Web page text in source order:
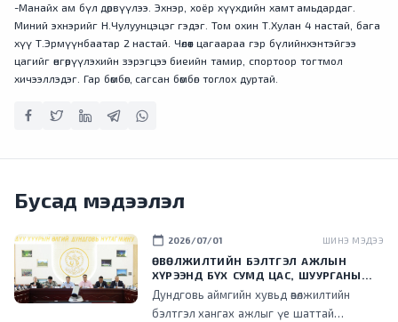
-Манайх ам бүл дөрвүүлээ. Эхнэр, хоёр хүүхдийн хамт амьдардаг.
Миний эхнэрийг Н.Чулуунцэцэг гэдэг. Том охин Т.Хулан 4 настай, бага
хүү Т.Эрмүүнбаатар 2 настай. Чөлөөт цагаараа гэр бүлийнхэнтэйгээ
цагийг өнгөрүүлэхийн зэрэгцээ биеийн тамир, спортоор тогтмол
хичээллэдэг. Гар бөмбөг, сагсан бөмбөг тоглох дуртай.
Бусад мэдээлэл
calendar_today 2026/07/01 ШИНЭ МЭДЭЭ
ӨВӨЛЖИЛТИЙН БЭЛТГЭЛ АЖЛЫН
ХҮРЭЭНД БҮХ СУМД ЦАС, ШУУРГАНЫ
ҮЕД ЗАМ НЭЭХ ЗОРИУЛАЛТЫН
ТЕХНИКТЭЙ БОЛСОН БАЙНА
Дундговь аймгийн хувьд өвөлжилтийн
бэлтгэл хангах ажлыг үе шаттай